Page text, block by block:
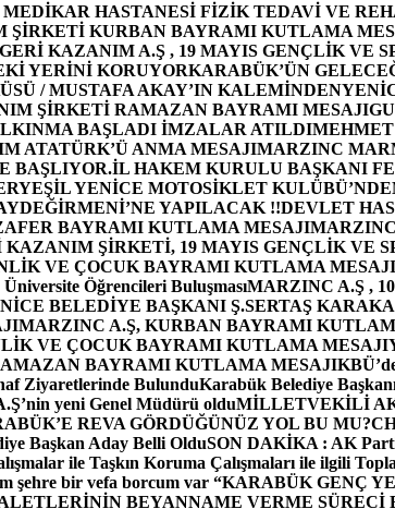
MEDİKAR HASTANESİ FİZİK TEDAVİ VE
KURBAN BAYRAMI KUTLAMA
KAZANIM A.Ş , 19 MAYIS GENÇLİK VE
YERİNİ KORUYORKARABÜK’ÜN
/ MUSTAFA AKAY’IN KALEMİNDEN
ŞİRKETİ RAMAZAN BAYRAMI MESAJI
BAŞLADI İMZALAR ATILDI
ATATÜRK’Ü ANMA MESAJIMARZINC
BAŞLIYOR.İL HAKEM KURULU BAŞKANI
YEŞİL YENİCE MOTOSİKLET
YAPILACAK !!DEVLET
BAYRAMI KUTLAMA MESAJI
ŞİRKETİ, 19 MAYIS GENÇLİK VE
VE ÇOCUK BAYRAMI KUTLAMA MESAJI
Öğrencileri BuluşmasıMARZINC A.Ş ,
BELEDİYE BAŞKANI Ş.SERTAŞ
MARZINC A.Ş, KURBAN BAYRAMI
VE ÇOCUK BAYRAMI KUTLAMA MESAJI
BAYRAMI KUTLAMA MESAJI
Ziyaretlerinde BulunduKarabük Belediye
yeni Genel Müdürü olduMİLLETVEKİLİ
REVA GÖRDÜĞÜNÜZ YOL BU MU?
Başkan Aday Belli OlduSON DAKİKA : AK Parti
ile Taşkın Koruma Çalışmaları ile ilgili
şehre bir vefa borcum var “KARABÜK GENÇ
BEYANNAME VERME SÜRECİ